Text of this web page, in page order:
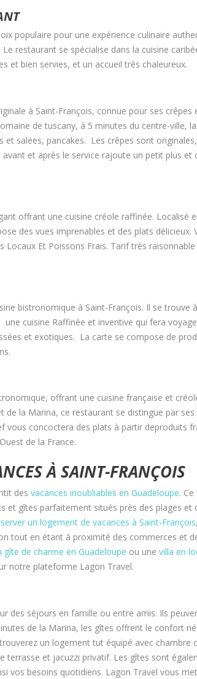
populaire pour une expérience culinaire
restaurant se spécialise dans la cuisine
et bien servies, et un accueil très chaleureux.
à Saint-François, connue pour ses crêpes
de tuscany, à 5 minutes du centre-ville,
et salées, pancakes. Les crêpes sont
et après le service rajoute un petit plus et
offrant une cuisine créole raffinée. Localisé
des vues imprenables et des plats délicieux.
Locaux Et Poissons Frais. Tarif très
bistronomique à Saint-François. Il se trouve
cuisine Raffinée et inventive qui fera
et exotiques. La carte se compose de
offrant une cuisine française et
de la Marina, ce restaurant se distingue par
vous concoctera des plats à partir deproduits
de la France.
À SAINT-FRANÇOIS
des vacances inoubliables en Guadeloupe.
et gîtes parfaitement situés près des plages et
un logement de vacances à Saint-François
tout en étant à proximité des commerces et
gîte de charme en Guadeloupe ou une villa en
notre plateforme Lagon Travel.
des séjours en famille ou entre amis. Ils
de la Marina, les gîtes offrent le confort
un logement tut équipé avec chambre
terrasse et jacuzzi privatif. Les gîtes sont
vos besoins quotidiens. Lagon Travel vous